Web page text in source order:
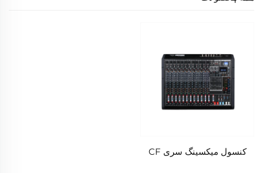
کنسول میکسینگ سری CF